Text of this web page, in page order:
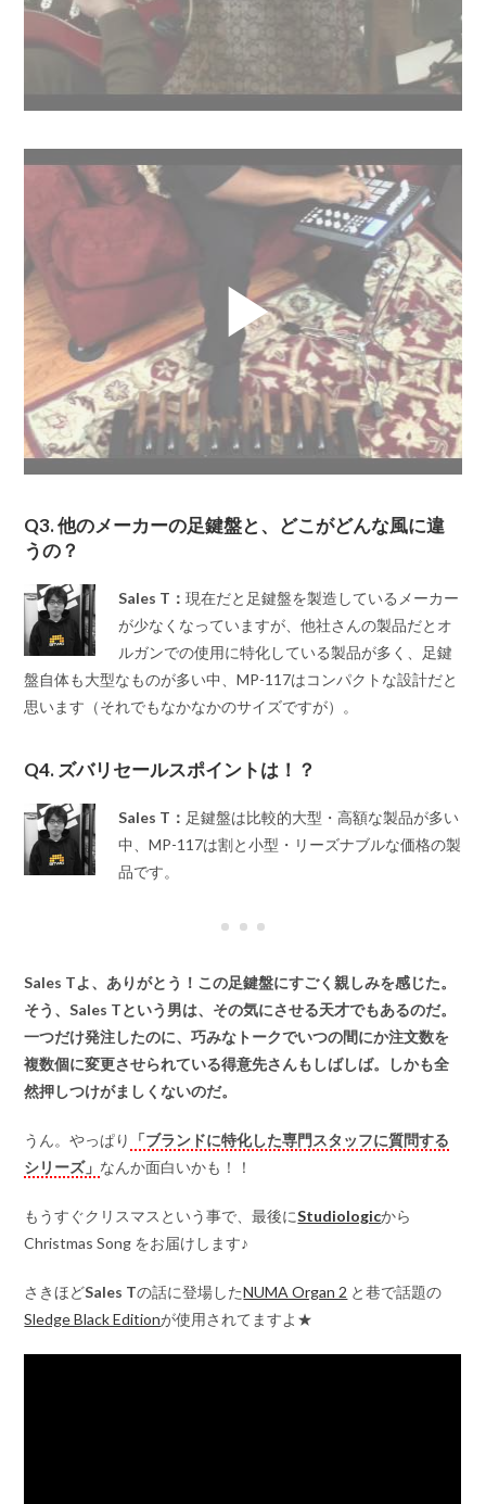
Q3. 他のメーカーの足鍵盤と、どこがどんな風に違
うの？
Sales T：現在だと足鍵盤を製造しているメーカー
が少なくなっていますが、他社さんの製品だとオ
ルガンでの使用に特化している製品が多く、足鍵
盤自体も大型なものが多い中、MP-117はコンパクトな設計だと
思います（それでもなかなかのサイズですが）。
Q4. ズバリセールスポイントは！？
Sales T： 足鍵盤は比較的大型・高額な製品が多い
中、MP-117は割と小型・リーズナブルな価格の製
品です。
Sales Tよ、ありがとう！この足鍵盤にすごく親しみを感じた。
そう、Sales Tという男は、その気にさせる天才でもあるのだ。
一つだけ発注したのに、巧みなトークでいつの間にか注文数を
複数個に変更させられている得意先さんもしばしば。しかも全
然押しつけがましくないのだ。
うん。やっぱり
「ブランドに特化した専門スタッフに質問する
シリーズ」 なんか面白いかも！！
もうすぐクリスマスという事で、最後にStudiologicから
Christmas Song をお届けします♪
さきほどSales Tの話に登場したNUMA Organ 2 と巷で話題の
Sledge Black Editionが使用されてますよ★